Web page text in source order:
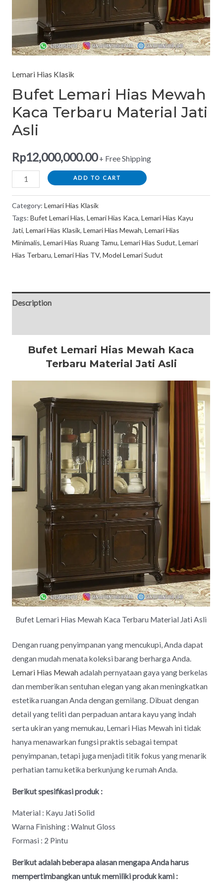
Lemari Hias Klasik
Bufet Lemari Hias Mewah
Kaca Terbaru Material Jati
Asli
Rp12,000,000.00 + Free Shipping
ADD TO CART
Category: Lemari Hias Klasik
Tags: Bufet Lemari Hias, Lemari Hias Kaca, Lemari Hias Kayu
Jati, Lemari Hias Klasik, Lemari Hias Mewah, Lemari Hias
Minimalis, Lemari Hias Ruang Tamu, Lemari Hias Sudut, Lemari
Hias Terbaru, Lemari Hias TV, Model Lemari Sudut
Description
Bufet Lemari Hias Mewah Kaca
Terbaru Material Jati Asli
Bufet Lemari Hias Mewah Kaca Terbaru Material Jati Asli
Dengan ruang penyimpanan yang mencukupi, Anda dapat
dengan mudah menata koleksi barang berharga Anda.
Lemari Hias Mewah adalah pernyataan gaya yang berkelas
dan memberikan sentuhan elegan yang akan meningkatkan
estetika ruangan Anda dengan gemilang. Dibuat dengan
detail yang teliti dan perpaduan antara kayu yang indah
serta ukiran yang memukau, Lemari Hias Mewah ini tidak
hanya menawarkan fungsi praktis sebagai tempat
penyimpanan, tetapi juga menjadi titik fokus yang menarik
perhatian tamu ketika berkunjung ke rumah Anda.
Berikut spesifikasi produk :
Material : Kayu Jati Solid
Warna Finishing : Walnut Gloss
Formasi : 2 Pintu
Berikut adalah beberapa alasan mengapa Anda harus
mempertimbangkan untuk memiliki produk kami :